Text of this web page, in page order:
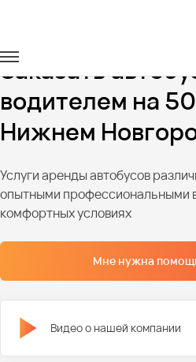
Заказать
водителем на
Нижнем
Услуги аренды автобусов
опытными профессиональными
комфортных условиях
Мне нужна
Видео о нашей компании